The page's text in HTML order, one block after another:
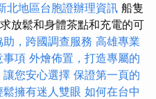
北地區台胞證辦理資訊 船隻
放鬆和身體茶點和充電的可
，跨國調查服務 高雄專業
事項 外燴佈置，打造專屬的
讓您安心選擇 保證第一頁的
擁有迷人雙眼 如何在台中